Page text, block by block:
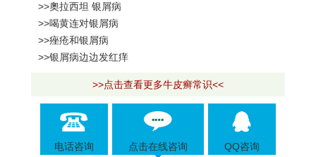
>>奧拉西坦 银屑病
>>喝黄连对银屑病
>>痤疮和银屑病
>>银屑病边边发红痒
>>点击查看更多牛皮癣常识<<
电话咨询 点击在线咨询 QQ咨询